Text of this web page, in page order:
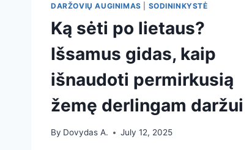
DARŽOVIŲ AUGINIMAS SODININKYSTĖ
Ką sėti po lietaus?
Išsamus gidas, kaip
išnaudoti permirkusią
žemę derlingam daržui
By Dovydas A. July 12, 2025